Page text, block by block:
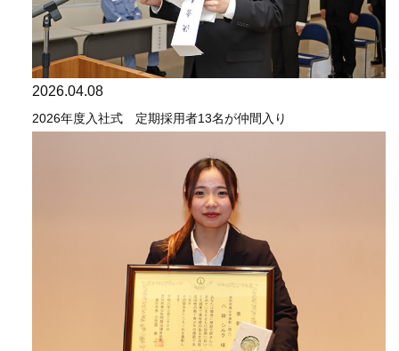
2026.04.08
2026年度入社式 定期採用者13名が仲間入り